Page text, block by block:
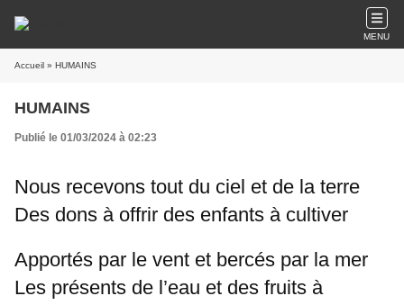
MENU
Accueil » HUMAINS
HUMAINS
Publié le 01/03/2024 à 02:23
Nous recevons tout du ciel et de la terre
Des dons à offrir des enfants à cultiver
Apportés par le vent et bercés par la mer
Les présents de l’eau et des fruits à